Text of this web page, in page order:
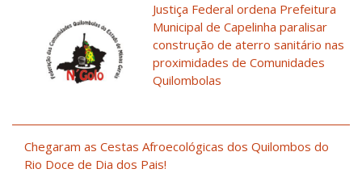
Justiça Federal ordena Prefeitura
Municipal de Capelinha paralisar
construção de aterro sanitário nas
proximidades de Comunidades
Quilombolas
Chegaram as Cestas Afroecológicas dos Quilombos do
Rio Doce de Dia dos Pais!